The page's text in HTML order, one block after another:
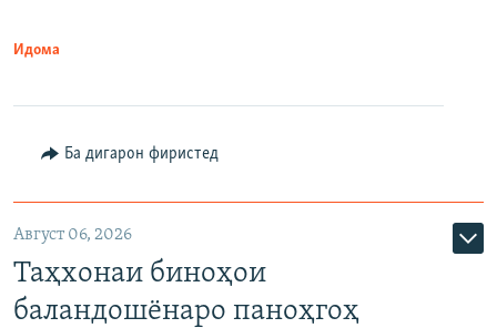
Идома
Ба дигарон фиристед
Август 06, 2026
Таҳхонаи биноҳои
баландошёнаро паноҳгоҳ